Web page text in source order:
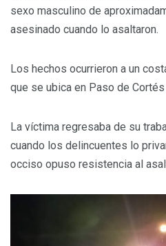
sexo masculino de
asesinado cuando lo asaltaron.
Los hechos ocurrieron a un
que se ubica en Paso de Cortés
La víctima regresaba de su
cuando los delincuentes lo
occiso opuso resistencia al